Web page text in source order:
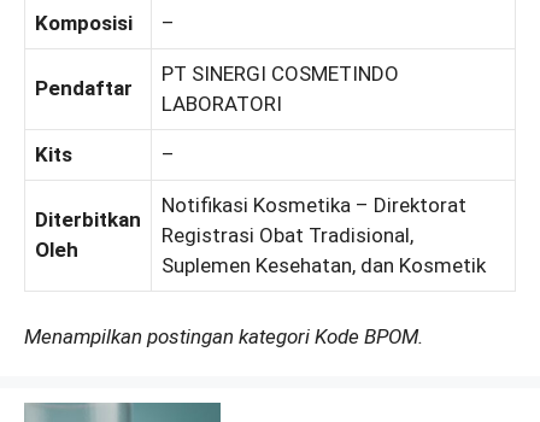
Komposisi –
Pendaftar
PT SINERGI COSMETINDO
LABORATORI
Kits –
Diterbitkan
Oleh
Notifikasi Kosmetika – Direktorat
Registrasi Obat Tradisional,
Suplemen Kesehatan, dan Kosmetik
Menampilkan postingan kategori Kode BPOM.